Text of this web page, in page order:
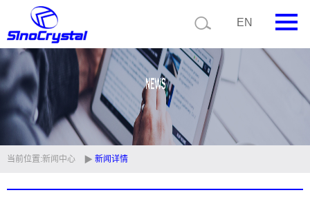
EN
首页
公司简介
产品中心
技术支持
视频中心
当前位置:新闻中心 新闻详情